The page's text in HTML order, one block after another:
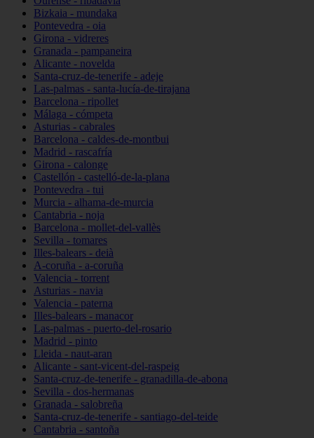
Bizkaia - mundaka
Pontevedra - oia
Girona - vidreres
Granada - pampaneira
Alicante - novelda
Santa-cruz-de-tenerife - adeje
Las-palmas - santa-lucía-de-tirajana
Barcelona - ripollet
Málaga - cómpeta
Asturias - cabrales
Barcelona - caldes-de-montbui
Madrid - rascafría
Girona - calonge
Castellón - castelló-de-la-plana
Pontevedra - tui
Murcia - alhama-de-murcia
Cantabria - noja
Barcelona - mollet-del-vallès
Sevilla - tomares
Illes-balears - deià
A-coruña - a-coruña
Valencia - torrent
Asturias - navia
Valencia - paterna
Illes-balears - manacor
Las-palmas - puerto-del-rosario
Madrid - pinto
Lleida - naut-aran
Alicante - sant-vicent-del-raspeig
Santa-cruz-de-tenerife - granadilla-de-abona
Sevilla - dos-hermanas
Granada - salobreña
Santa-cruz-de-tenerife - santiago-del-teide
Cantabria - santoña